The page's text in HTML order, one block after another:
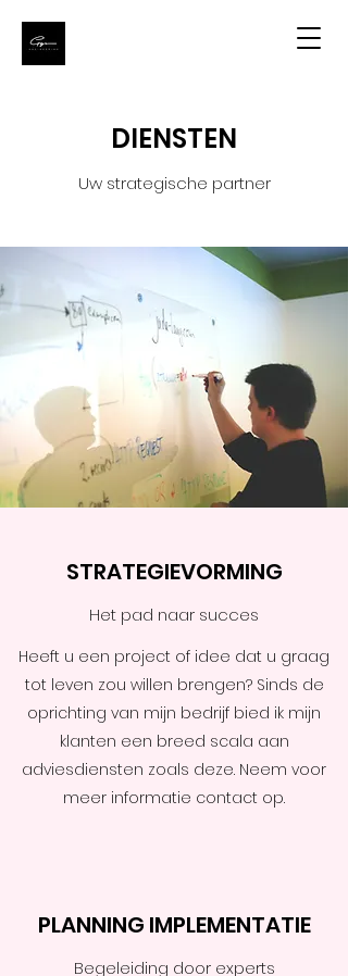
DIENSTEN
Uw strategische partner
STRATEGIEVORMING
Het pad naar succes
Heeft u een project of idee dat u graag
tot leven zou willen brengen? Sinds de
oprichting van mijn bedrijf bied ik mijn
klanten een breed scala aan
adviesdiensten zoals deze. Neem voor
meer informatie contact op.
PLANNING IMPLEMENTATIE
Begeleiding door experts